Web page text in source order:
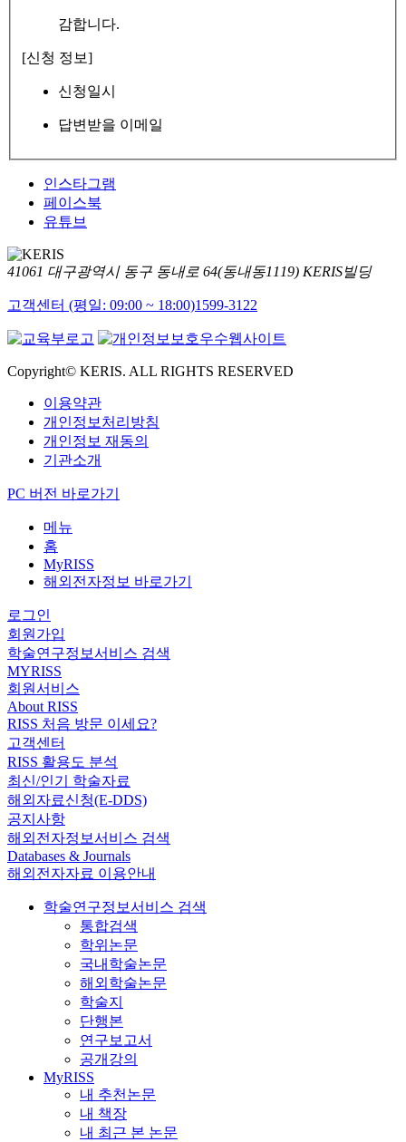
감합니다.
[신청 정보]
신청일시
답변받을 이메일
인스타그램
페이스북
유튜브
41061 대구광역시 동구 동내로 64(동내동1119) KERIS빌딩
고객센터 (평일: 09:00 ~ 18:00)1599-3122
Copyright© KERIS. ALL RIGHTS RESERVED
이용약관
개인정보처리방침
개인정보 재동의
기관소개
PC 버전 바로가기
메뉴
홈
MyRISS
해외전자정보 바로가기
로그인
회원가입
학술연구정보서비스 검색
MYRISS
회원서비스
About RISS
RISS 처음 방문 이세요?
고객센터
RISS 활용도 분석
최신/인기 학술자료
해외자료신청(E-DDS)
공지사항
해외전자정보서비스 검색
Databases & Journals
해외전자자료 이용안내
학술연구정보서비스 검색
통합검색
학위논문
국내학술논문
해외학술논문
학술지
단행본
연구보고서
공개강의
MyRISS
내 추천논문
내 책장
내 최근 본 논문